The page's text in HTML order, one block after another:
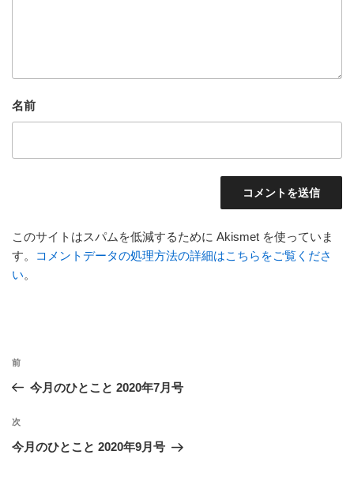
名前
このサイトはスパムを低減するために Akismet を使っていま
す。
コメントデータの処理方法の詳細はこちらをご覧くださ
い。
投
ナ
ビ
ゲ
前
の
稿
前
今月のひとこと 2020年7月号
次
の
次
今月のひとこと 2020年9月号